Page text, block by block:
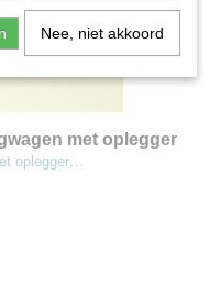
met oplegger
oplegger…
Nee, niet akkoord